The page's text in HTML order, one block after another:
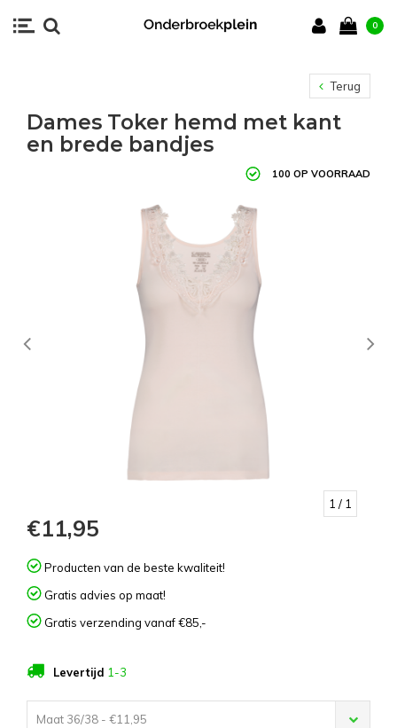
0
Terug
Dames Toker hemd met kant
en brede bandjes
100 OP VOORRAAD
1 / 1
€11,95
Producten van de beste kwaliteit!
Gratis advies op maat!
Gratis verzending vanaf €85,-
Levertijd 1-3
Maat 36/38 - €11,95